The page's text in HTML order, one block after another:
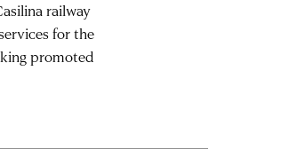
railway
for the
promoted